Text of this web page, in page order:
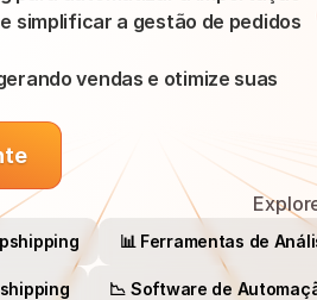
simplificar a gestão de pedidos
vendas e otimize suas
📊 Ferramentas de
📉 Software de